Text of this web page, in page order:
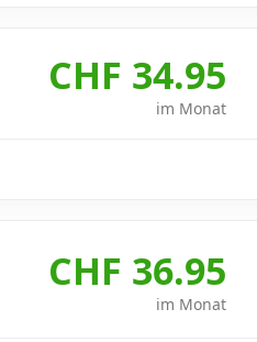
CHF 34.95
im Monat
CHF 36.95
im Monat